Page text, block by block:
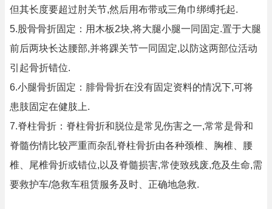
但其长度要超过肘关节,然后用布带或三角巾绑缚托起.
5.股骨骨折固定：用木板2块,将大腿小腿一同固定.置于大腿
前后两块长达腰部,并将踝关节一同固定,以防这两部位活动
引起骨折错位.
6.小腿骨折固定：腓骨骨折在没有固定资料的情况下,可将
患肢固定在健肢上.
7.脊柱骨折：脊柱骨折和脱位是常见伤害之一,常常是骨和
脊髓伤情比较严重而杂乱脊柱骨折由各种颈椎、胸椎、腰
椎、尾椎骨折或错位,以及脊髓损害,常使致残废,危及生命,需
要救护车/急救车租赁服务及时、正确地急救.